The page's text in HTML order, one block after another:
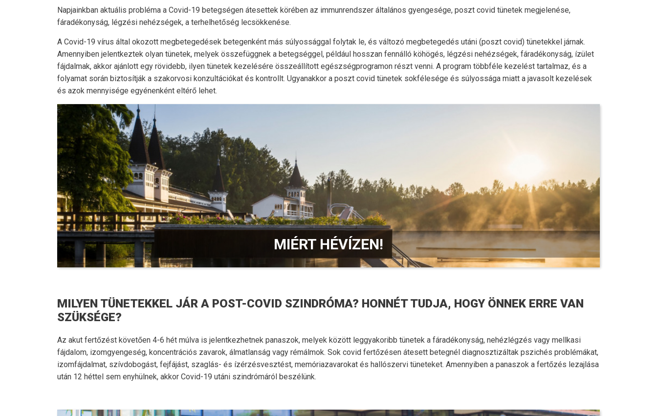
Napjainkban aktuális probléma a Covid-19 betegségen átesettek körében az immunrendszer általános gyengesége, poszt covid tünetek megjelenése,
fáradékonyság, légzési nehézségek, a terhelhetőség lecsökkenése.
A Covid-19 vírus által okozott megbetegedések betegenként más súlyossággal folytak le, és változó megbetegedés utáni (poszt covid) tünetekkel járnak.
Amennyiben jelentkeztek olyan tünetek, melyek összefüggnek a betegséggel, például hosszan fennálló köhögés, légzési nehézségek, fáradékonyság, ízület
fájdalmak, akkor ajánlott egy rövidebb, ilyen tünetek kezelésére összeállított egészségprogramon részt venni. A program többféle kezelést tartalmaz, és a
folyamat során biztosítják a szakorvosi konzultációkat és kontrollt. Ugyanakkor a poszt covid tünetek sokfélesége és súlyossága miatt a javasolt kezelések
és azok mennyisége egyénenként eltérő lehet.
MIÉRT HÉVÍZEN!
MILYEN TÜNETEKKEL JÁR A POST-COVID SZINDRÓMA? HONNÉT TUDJA, HOGY ÖNNEK ERRE VAN
SZÜKSÉGE?
Az akut fertőzést követően 4-6 hét múlva is jelentkezhetnek panaszok, melyek között leggyakoribb tünetek a fáradékonyság, nehézlégzés vagy mellkasi
fájdalom, izomgyengeség, koncentrációs zavarok, álmatlanság vagy rémálmok. Sok covid fertőzésen átesett betegnél diagnosztizáltak pszichés problémákat,
izomfájdalmat, szívdobogást, fejfájást, szaglás- és ízérzésvesztést, memóriazavarokat és hallószervi tüneteket. Amennyiben a panaszok a fertőzés lezajlása
után 12 héttel sem enyhülnek, akkor Covid-19 utáni szindrómáról beszélünk.